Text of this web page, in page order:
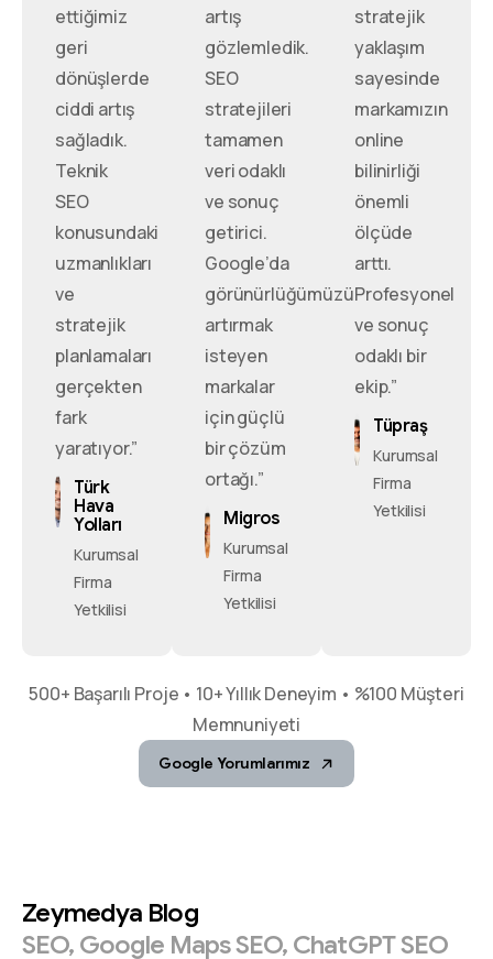
ettiğimiz
geri
dönüşlerde
ciddi artış
sağladık.
Teknik
SEO
konusundaki
uzmanlıkları
ve
stratejik
planlamaları
gerçekten
fark
yaratıyor.”
Türk
Hava
Yolları
Kurumsal
Firma
Yetkilisi
artış
gözlemledik.
SEO
stratejileri
tamamen
veri odaklı
ve sonuç
getirici.
Google’da
görünürlüğümüzü
artırmak
isteyen
markalar
için güçlü
bir çözüm
ortağı.”
Migros
Kurumsal
Firma
Yetkilisi
stratejik
yaklaşım
sayesinde
markamızın
online
bilinirliği
önemli
ölçüde
arttı.
Profesyonel
ve sonuç
odaklı bir
ekip.”
Tüpraş
Kurumsal
Firma
Yetkilisi
500+ Başarılı Proje • 10+ Yıllık Deneyim • %100 Müşteri
Memnuniyeti
Google Yorumlarımız
Zeymedya Blog
SEO, Google MapsSEO, ChatGPTSEO